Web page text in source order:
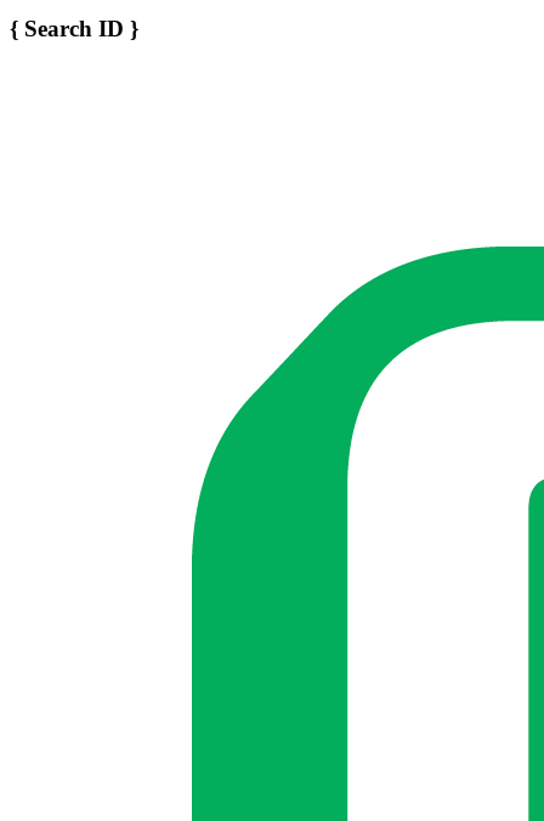
{ Search ID }